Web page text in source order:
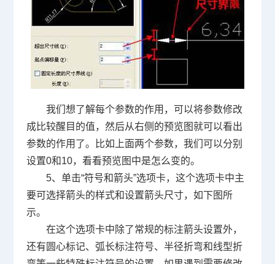
我们想了解每个参数的作用，可以将参数修改
成比较醒目的值，然后从右侧的预览图就可以看出
参数的作用了。比如上面两个参数，我们可以分别
设置0和10，看看预览图中是怎么变的。
5、单击“符号和箭头”选项卡，这个选项卡中主
要可选择箭头的样式和设置箭头尺寸，如下图所
示。
在这个选项卡中除了常规的标注箭头设置外，
还有圆心标记、弧长标注符号、半径折弯和线型折